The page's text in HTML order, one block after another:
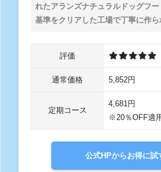
れたアランズナチュラルドッグフ
基準をクリアした工場で丁寧に作ら
評価
通常価格 5,852円
定期コース
4,681円
※20％OFF適
公式HPからお得に試